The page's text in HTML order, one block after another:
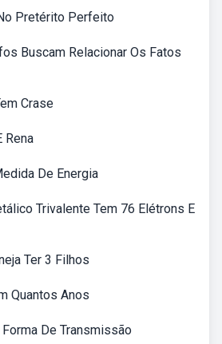
Pretérito Perfeito
Buscam Relacionar Os Fatos
Crase
Rena
De Energia
Trivalente Tem 76 Elétrons E
Ter 3 Filhos
Quantos Anos
De Transmissão